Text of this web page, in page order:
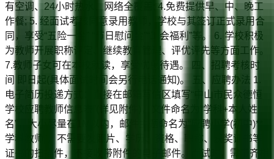
有空调、24小时热水、网络全覆盖; 4.免费提供早、中、晚工
作餐; 5. 经面试考核同意录用教师，学校与其签订正式录用合
同，享受“五险一金” “节日慰问金”“工会福利”等。 6. 学校积极
为教师开展职称评定、继续教育管理、评优评先等方面工作。
7.教师子女可在本校就读，享受优惠待遇。 四、招聘考核时
间 即日起(具体面试时间会另行电话通知)。 五、应聘办法 1.
电子简历投递方式：直接在邮箱写信区填写“中山市民众德恒
学校应聘教师信息表”(详见附件)，文件命名为“学科+本人姓
名”，大小尽量在1M以内，邮件主题命名为“应聘小学(初中)**
学科教师”，不需要发照片、学历、资格、职称、获奖证书等
证书的扫描件，不接收带附件的电子邮件。面试时，需带齐相